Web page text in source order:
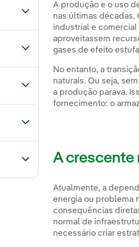
Alternar submenu de
Alternar submenu de Onde
Alternar submenu de Plano
Alternar submenu de Nosso
Alternar submenu de Nosso
A produção e o uso
nas últimas décadas.
industrial e
aproveitassem
gases de efeito
No entanto, a
naturais. Ou seja,
a produção parava.
fornecimento: o
A crescente
Atualmente, a
energia ou problema
consequências
normal de
necessário criar